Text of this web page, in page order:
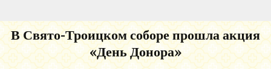
В Свято-Троицком соборе прошла акция
«День Донора»